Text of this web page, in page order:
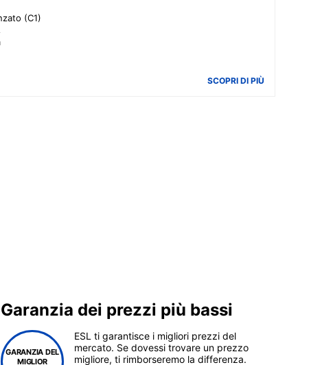
(C1)
SCOPRI DI PIÙ
Garanzia dei prezzi più bassi
GARANZIA DEL
MIGLIOR
ESL ti garantisce i migliori prezzi del
mercato. Se dovessi trovare un prezzo
migliore, ti rimborseremo la differenza.